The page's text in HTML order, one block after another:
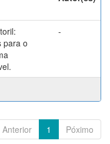
para o
-
Anterior 1 Póximo